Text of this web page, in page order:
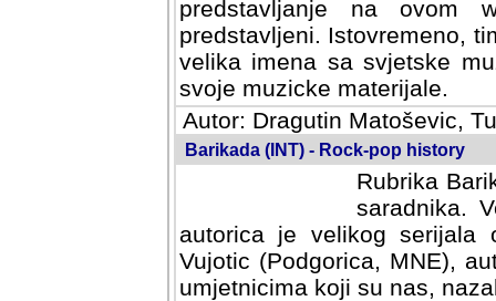
na ovom web portalu
Istovremeno, tim nacinom
sa svjetske muzicke scene
materijale.
Autor: Dragutin Matoševic,
Barikada (INT) - Rock-pop history
Rubrika
saradnika.
autorica je velikog serijala
Vujotic (Podgorica, MNE),
umjetnicima koji su nas,